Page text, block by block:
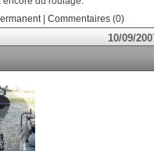
Commentaires (0)
10/09/